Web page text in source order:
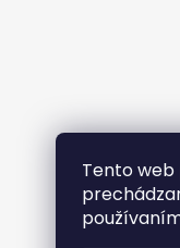
Tento web